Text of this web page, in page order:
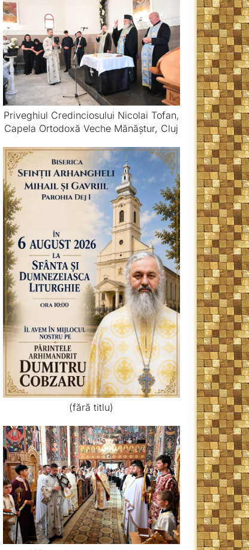
Priveghiul Credinciosului Nicolai Tofan,
Capela Ortodoxă Veche Mănăștur, Cluj
(fără titlu)